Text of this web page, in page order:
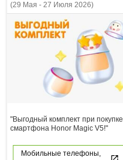
(29 Мая - 27 Июля 2026)
"Выгодный комплект при покупке
смартфона Honor Magic V5!"
Мобильные телефоны,